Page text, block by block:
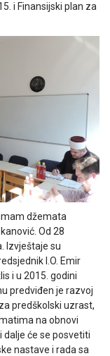
i Finansijski plan za
džemata
Od 28
Izvještaje su
I.O. Emir
i u 2015. godini
predviđen je razvoj
predškolski uzrast,
na obnovi
dalje će se posvetiti
nastave i rada sa